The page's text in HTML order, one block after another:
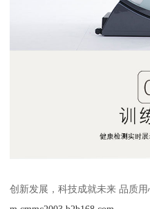
创新发展，科技成就未来 品质